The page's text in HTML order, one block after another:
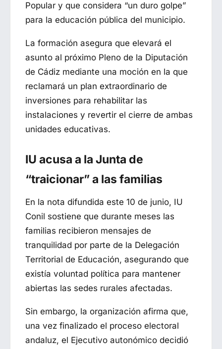
Popular y que considera “un duro golpe”
para la educación pública del municipio.
La formación asegura que elevará el
asunto al próximo Pleno de la Diputación
de Cádiz mediante una moción en la que
reclamará un plan extraordinario de
inversiones para rehabilitar las
instalaciones y revertir el cierre de ambas
unidades educativas.
IU acusa a la Junta de
“traicionar” a las familias
En la nota difundida este 10 de junio, IU
Conil sostiene que durante meses las
familias recibieron mensajes de
tranquilidad por parte de la Delegación
Territorial de Educación, asegurando que
existía voluntad política para mantener
abiertas las sedes rurales afectadas.
Sin embargo, la organización afirma que,
una vez finalizado el proceso electoral
andaluz, el Ejecutivo autonómico decidió